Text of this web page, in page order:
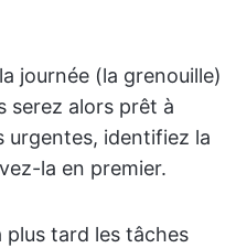
journée (la grenouille)
serez alors prêt à
urgentes, identifiez la
la en premier.
tard les tâches